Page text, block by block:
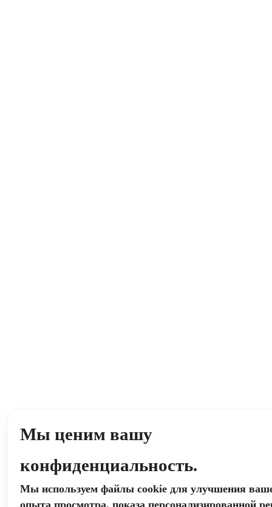
Мы ценим вашу
конфиденциальность.
Мы используем файлы cookie для улучшения
опыта просмотра, показа персонализированной